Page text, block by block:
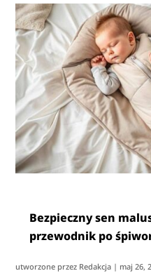
Bezpieczny sen
przewodnik po
utworzone przez Redakcja | maj 26,